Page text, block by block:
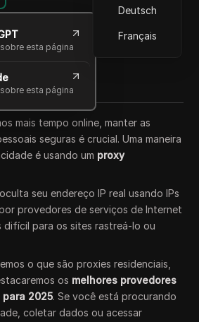
Deutsch
Français
esta página
esta página
6 min de leitura
mais tempo online, manter as
seguras é crucial. Uma maneira
é usando um proxy
seu endereço IP real usando IPs
provedores de serviços de Internet
difícil para os sites rastreá-lo ou
o que são proxies residenciais,
os melhores provedores
2025. Se você está procurando
coletar dados ou acessar